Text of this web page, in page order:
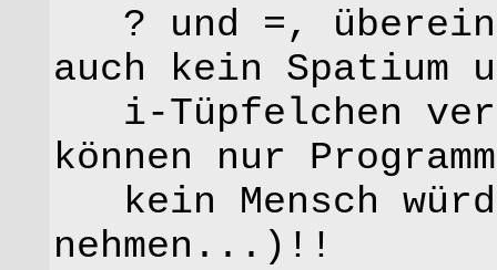
? und =,
auch kein Spatium
i-Tüpfelchen
können nur
kein Mensch
nehmen...)!!